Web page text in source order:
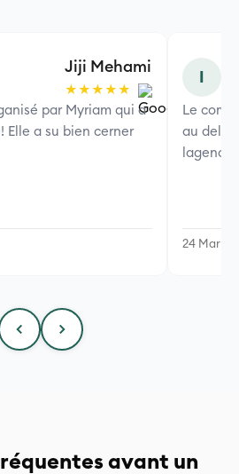
Jiji Mehami
★★★★★
par Myriam qui a
a su bien cerner
Le
au delà
lagence
24 Mar
avant un